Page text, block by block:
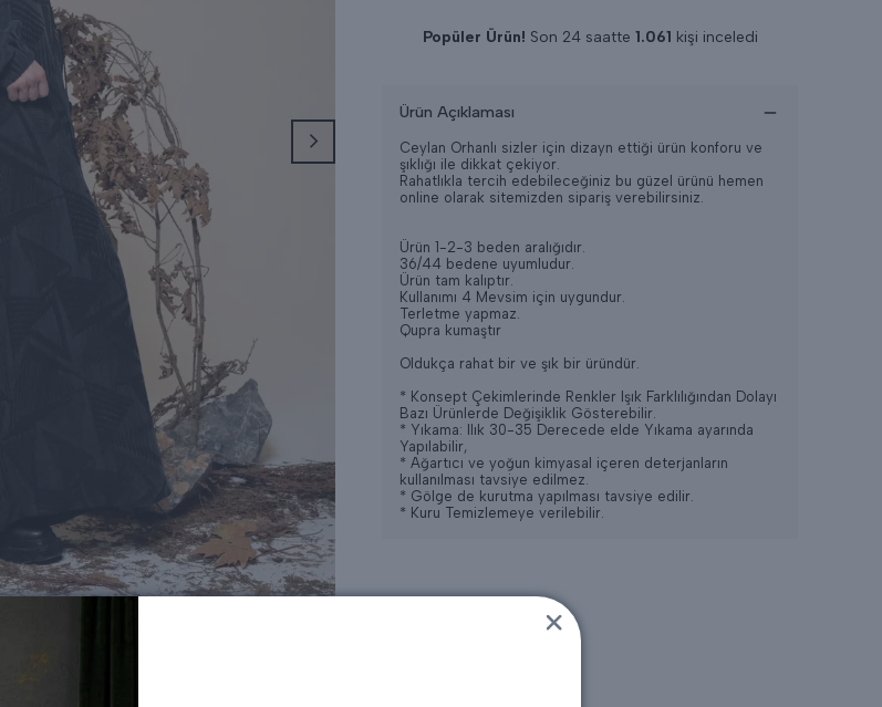
Popüler Ürün! Son 24 saatte 1.061 kişi inceledi
Ürün Açıklaması
Ceylan Orhanlı sizler için dizayn ettiği ürün konforu ve
şıklığı ile dikkat çekiyor.
Rahatlıkla tercih edebileceğiniz bu güzel ürünü hemen
online olarak sitemizden sipariş verebilirsiniz.
Ürün 1-2-3 beden aralığıdır.
36/44 bedene uyumludur.
Ürün tam kalıptır.
Kullanımı 4 Mevsim için uygundur.
Terletme yapmaz.
Qupra kumaştır
Oldukça rahat bir ve şık bir üründür.
* Konsept Çekimlerinde Renkler Işık Farklılığından Dolayı
Bazı Ürünlerde Değişiklik Gösterebilir.
* Yıkama: Ilık 30-35 Derecede elde Yıkama ayarında
Yapılabilir,
* Ağartıcı ve yoğun kimyasal içeren deterjanların
kullanılması tavsiye edilmez.
* Gölge de kurutma yapılması tavsiye edilir.
* Kuru Temizlemeye verilebilir.